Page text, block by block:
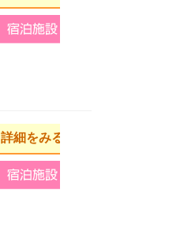
詳細をみる